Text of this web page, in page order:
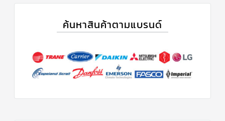
ค้นหาสินค้าตามแบรนด์